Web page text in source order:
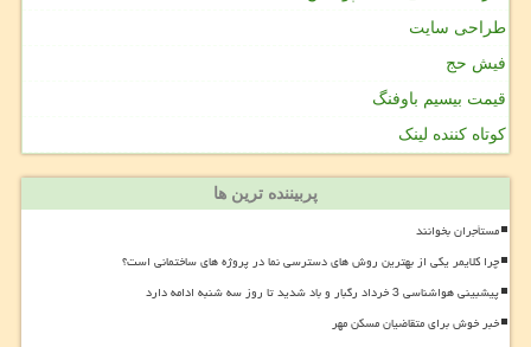
طراحی سایت
فیش حج
قیمت بیسیم باوفنگ
کوتاه کننده لینک
پربیننده ترین ها
مستأجران بخوانند
چرا کلایمر یکی از بهترین روش های دسترسی نما در پروژه های ساختمانی است؟
پیشبینی هواشناسی 3 خرداد رگبار و باد شدید تا روز سه شنبه ادامه دارد
خبر خوش برای متقاضیان مسکن مهر